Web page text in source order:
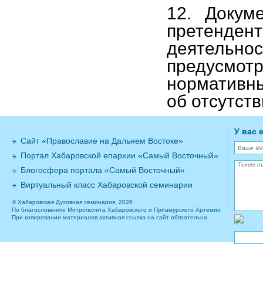
12.
об
Сайт «Православие на Дальнем Востоке»
Портал Хабаровской епархии «Самый Восточный»
Блогосфера портала «Самый Восточный»
Виртуальный класс Хабаровской семинарии
© Хабаровская Духовная семинария, 2026
По благословению Митрополита Хабаровского и Приамурского Артемия.
При копировании материалов активная ссылка на сайт обязательна.
У вас